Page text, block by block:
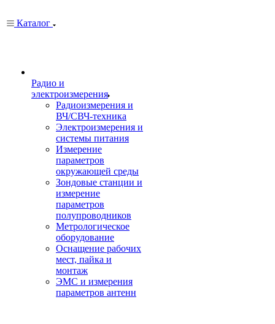
Каталог
Радио и
электроизмерения
Радиоизмерения и
ВЧ/СВЧ-техника
Электроизмерения и
системы питания
Измерение
параметров
окружающей среды
Зондовые станции и
измерение
параметров
полупроводников
Метрологическое
оборудование
Оснащение рабочих
мест, пайка и
монтаж
ЭМС и измерения
параметров антенн